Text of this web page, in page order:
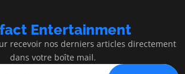
Entertainment
recevoir nos derniers articles directement
dans votre boîte mail.